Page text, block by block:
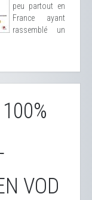
peu partout en
France ayant
rassemblé un
VOD